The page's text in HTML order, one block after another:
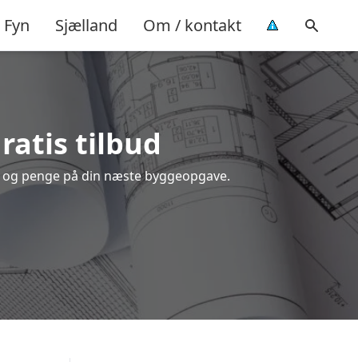
Fyn Sjælland Om / kontakt
tilbud
penge på din næste byggeopgave.